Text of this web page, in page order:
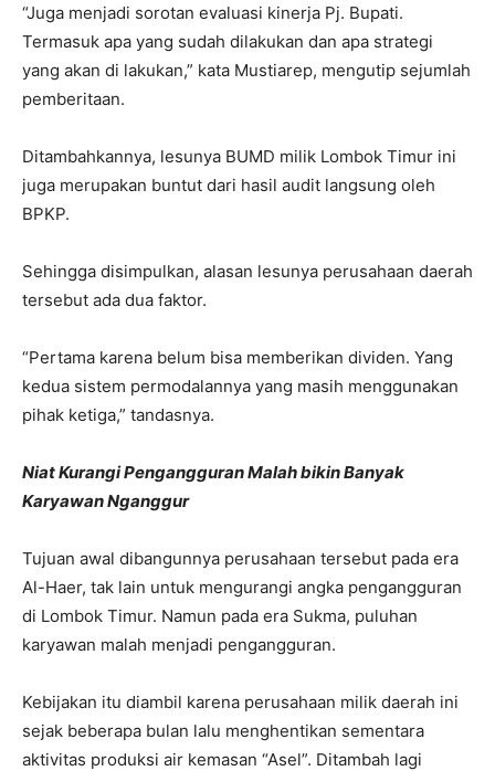
“Juga menjadi sorotan evaluasi kinerja Pj. Bupati.
Termasuk apa yang sudah dilakukan dan apa strategi
yang akan di lakukan,” kata Mustiarep, mengutip sejumlah
pemberitaan.
Ditambahkannya, lesunya BUMD milik Lombok Timur ini
juga merupakan buntut dari hasil audit langsung oleh
BPKP.
Sehingga disimpulkan, alasan lesunya perusahaan daerah
tersebut ada dua faktor.
“Pertama karena belum bisa memberikan dividen. Yang
kedua sistem permodalannya yang masih menggunakan
pihak ketiga,” tandasnya.
Niat Kurangi Pengangguran Malah bikin Banyak
Karyawan Nganggur
Tujuan awal dibangunnya perusahaan tersebut pada era
Al-Haer, tak lain untuk mengurangi angka pengangguran
di Lombok Timur. Namun pada era Sukma, puluhan
karyawan malah menjadi pengangguran.
Kebijakan itu diambil karena perusahaan milik daerah ini
sejak beberapa bulan lalu menghentikan sementara
aktivitas produksi air kemasan “Asel”. Ditambah lagi